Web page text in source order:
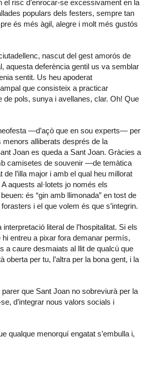
risc d’enrocar-se excessivament en la
populars dels festers, sempre tan
és més àgil, alegre i molt més gustós
nascut del gest amorós de
aquesta deferència gentil us va semblar
sentit. Us heu apoderat
que consisteix a practicar
pols, sunya i avellanes, clar. Oh! Que
—d’açò que en sou experts— per
alliberats després de la
Joan es queda a Sant Joan. Gràcies a
camisetes de souvenir —de temàtica
l’illa major i amb el qual heu millorat
aquests al·lotets jo només els
és “gin amb llimonada” en tost de
i el que volem és que s’integrin.
literal de l’hospitalitat. Si els
entreu a pixar fora demanar permís,
a caure desmaiats al llit de qualcú que
per tu, l’altra per la bona gent, i la
que Sant Joan no sobreviurà per la
d’integrar nous valors socials i
qualque menorquí engatat s’embulla i,